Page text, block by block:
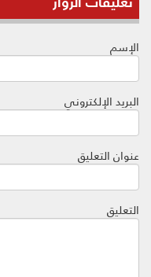
الإسم
البريد الإلكتروني
عنوان التعليق
التعليق